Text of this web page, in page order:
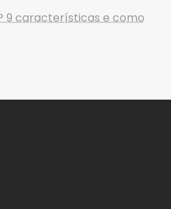
9 características e como